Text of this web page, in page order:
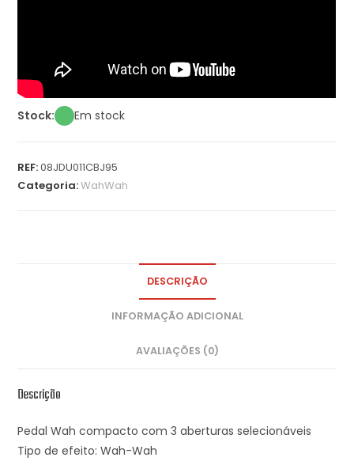
Stock: Em stock
REF:08JDU011CBJ95
Categoria:WahWah
DESCRIÇÃO
INFORMAÇÃO ADICIONAL
AVALIAÇÕES (0)
Descrição
Pedal Wah compacto com 3 aberturas selecionáveis
Tipo de efeito: Wah-Wah